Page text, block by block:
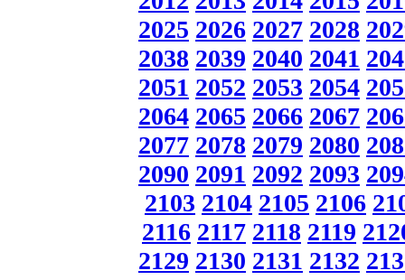
2025 2026 2027 2028
2038 2039 2040 2041
2051 2052 2053 2054
2064 2065 2066 2067
2077 2078 2079 2080
2090 2091 2092 2093
2103 2104 2105 2106
2116 2117 2118 2119
2129 2130 2131 2132